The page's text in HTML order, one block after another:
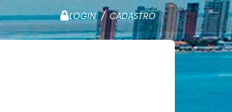
LOGIN / CADASTRO